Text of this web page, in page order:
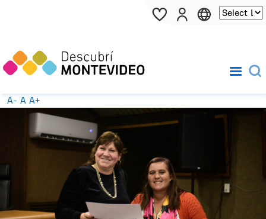
Pasar al contenido principal
A- A A+